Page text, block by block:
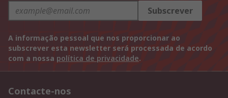
Subscrever
A informação pessoal que nos proporcionar ao
subscrever esta newsletter será processada de acordo
com a nossa política de privacidade.
Contacte-nos